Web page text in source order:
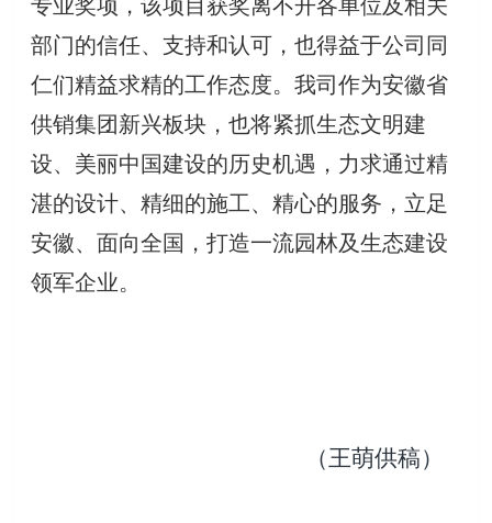
专业奖项，该项目获奖离不开各单位及相关
部门的信任、支持和认可，也得益于公司同
仁们精益求精的工作态度。我司作为安徽省
供销集团新兴板块，也将紧抓生态文明建
设、美丽中国建设的历史机遇，力求通过精
湛的设计、精细的施工、精心的服务，立足
安徽、面向全国，打造一流园林及生态建设
领军企业。
（王萌供稿）